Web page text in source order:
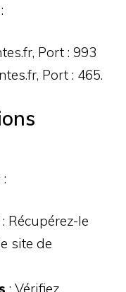
Port : 993
Port : 465.
: Récupérez-le
site de